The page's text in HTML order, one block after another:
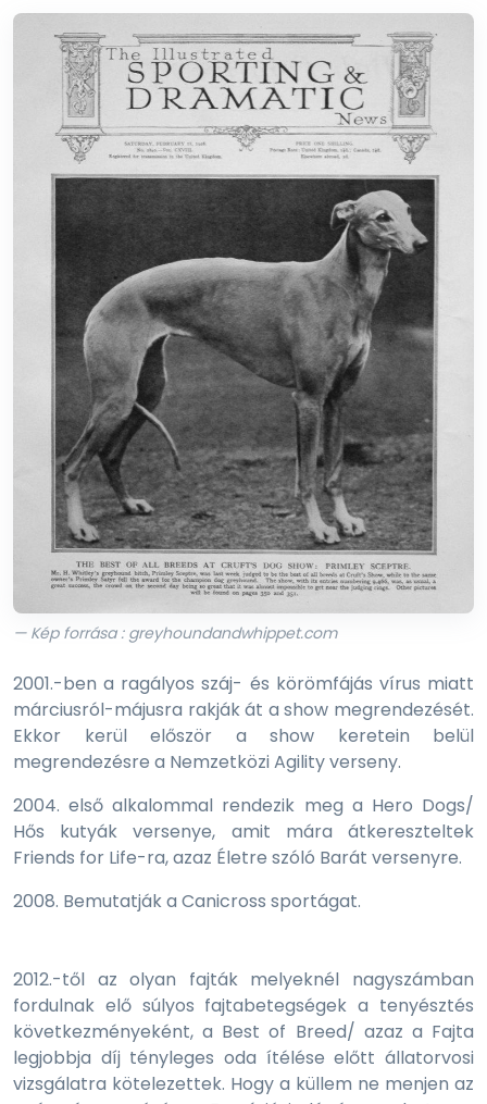
2001.-ben a ragályos száj- és körömfájás vírus miatt
márciusról-májusra rakják át a show megrendezését.
Ekkor kerül először a show keretein belül
megrendezésre a Nemzetközi Agility verseny.
2004. első alkalommal rendezik meg a Hero Dogs/
Hős kutyák versenye, amit mára átkereszteltek
Friends for Life-ra, azaz Életre szóló Barát versenyre.
2008. Bemutatják a Canicross sportágat.
— Kép forrása : greyhoundandwhippet.com
2012.-től az olyan fajták melyeknél nagyszámban
fordulnak elő súlyos fajtabetegségek a tenyésztés
következményeként, a Best of Breed/ azaz a Fajta
legjobbja díj tényleges oda ítélése előtt állatorvosi
vizsgálatra kötelezettek. Hogy a küllem ne menjen az